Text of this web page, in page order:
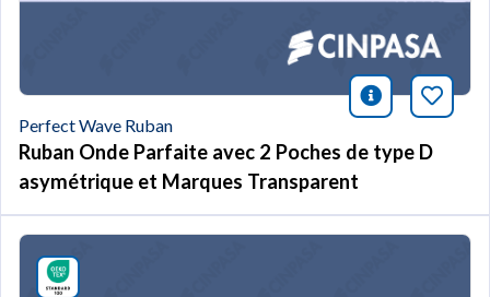
icono
Perfect Wave Ruban
Ruban Onde Parfaite avec 2 Poches de type D
asymétrique et Marques Transparent